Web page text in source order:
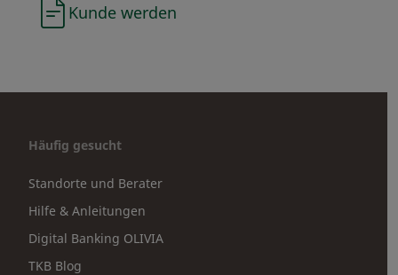
Kunde werden
Häufig gesucht
Standorte und Berater
Hilfe & Anleitungen
Digital Banking OLIVIA
TKB Blog